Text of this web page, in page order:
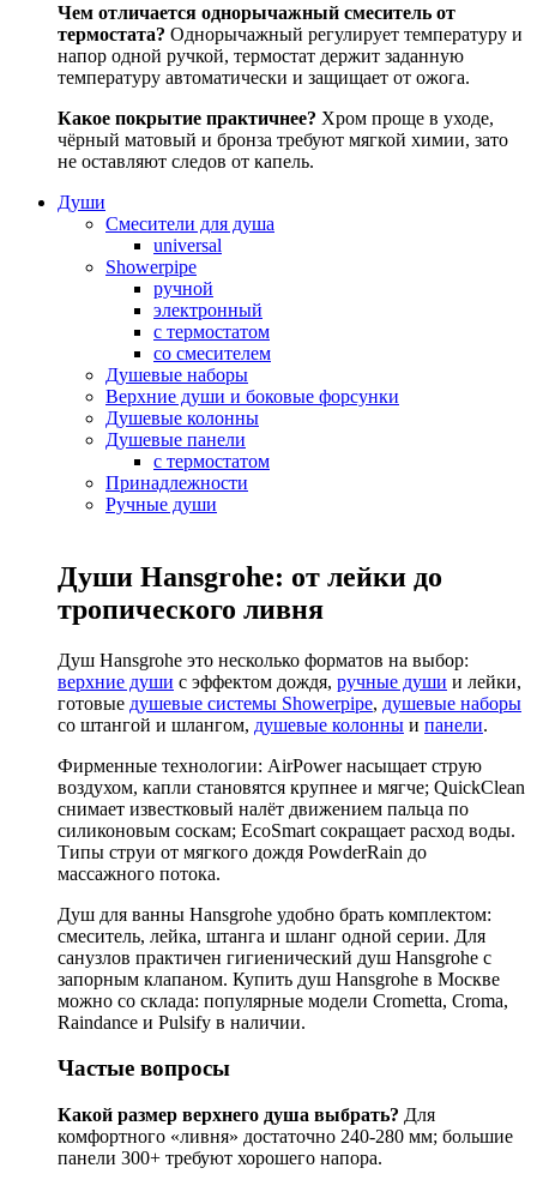
Чем отличается однорычажный смеситель от
термостата? Однорычажный регулирует температуру и
напор одной ручкой, термостат держит заданную
температуру автоматически и защищает от ожога.
Какое покрытие практичнее? Хром проще в уходе,
чёрный матовый и бронза требуют мягкой химии, зато
не оставляют следов от капель.
Души
Смесители для душа
universal
Showerpipe
ручной
электронный
с термостатом
со смесителем
Душевые наборы
Верхние души и боковые форсунки
Душевые колонны
Душевые панели
с термостатом
Принадлежности
Ручные души
Души Hansgrohe: от лейки до
тропического ливня
Душ Hansgrohe это несколько форматов на выбор:
верхние души с эффектом дождя, ручные души и лейки,
готовые душевые системы Showerpipe, душевые наборы
со штангой и шлангом, душевые колонны и панели.
Фирменные технологии: AirPower насыщает струю
воздухом, капли становятся крупнее и мягче; QuickClean
снимает известковый налёт движением пальца по
силиконовым соскам; EcoSmart сокращает расход воды.
Типы струи от мягкого дождя PowderRain до
массажного потока.
Душ для ванны Hansgrohe удобно брать комплектом:
смеситель, лейка, штанга и шланг одной серии. Для
санузлов практичен гигиенический душ Hansgrohe с
запорным клапаном. Купить душ Hansgrohe в Москве
можно со склада: популярные модели Crometta, Croma,
Raindance и Pulsify в наличии.
Частые вопросы
Какой размер верхнего душа выбрать? Для
комфортного «ливня» достаточно 240-280 мм; большие
панели 300+ требуют хорошего напора.